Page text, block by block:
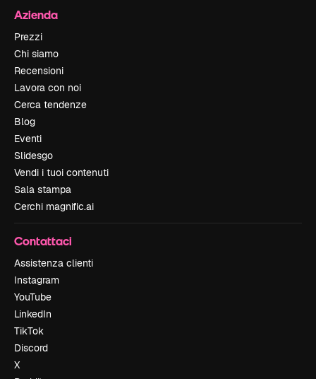
Azienda
Prezzi
Chi siamo
Recensioni
Lavora con noi
Cerca tendenze
Blog
Eventi
Slidesgo
Vendi i tuoi contenuti
Sala stampa
Cerchi magnific.ai
Contattaci
Assistenza clienti
Instagram
YouTube
LinkedIn
TikTok
Discord
X